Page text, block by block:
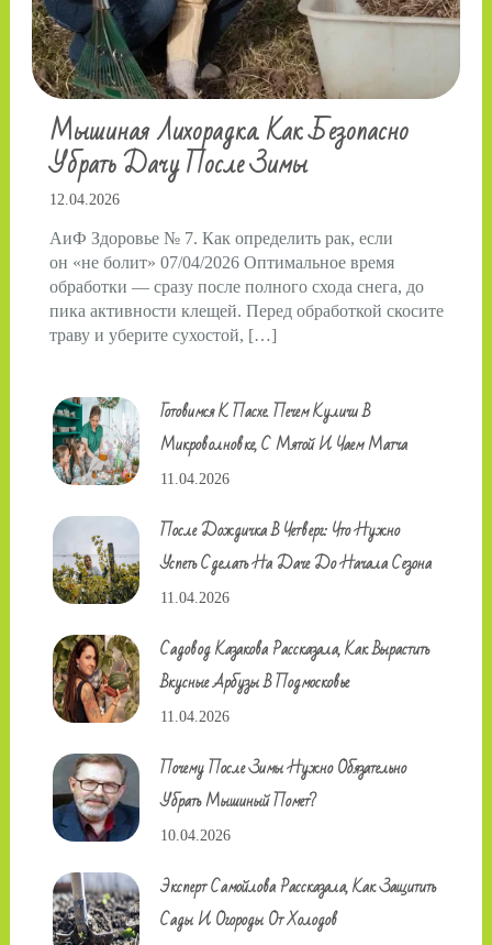
Мышиная Лихорадка. Как Безопасно
Убрать Дачу После Зимы
12.04.2026
АиФ Здоровье № 7. Как определить рак, если
он «не болит» 07/04/2026 Оптимальное время
обработки — сразу после полного схода снега, до
пика активности клещей. Перед обработкой скосите
траву и уберите сухостой, […]
Готовимся К Пасхе. Печем Куличи В
Микроволновке, С Мятой И Чаем Матча
11.04.2026
После Дождичка В Четверг: Что Нужно
Успеть Сделать На Даче До Начала Сезона
11.04.2026
Садовод Казакова Рассказала, Как Вырастить
Вкусные Арбузы В Подмосковье
11.04.2026
Почему После Зимы Нужно Обязательно
Убрать Мышиный Помет?
10.04.2026
Эксперт Самойлова Рассказала, Как Защитить
Сады И Огороды От Холодов